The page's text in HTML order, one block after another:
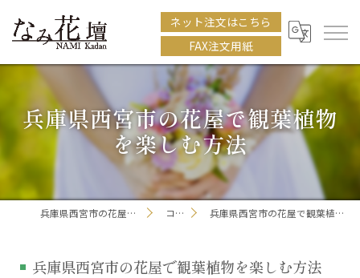
ネット注文はこちら
FAX注文用紙
兵庫県西宮市の花屋で観葉植物
を楽しむ方法
兵庫県西宮市の花屋ならなみ花壇 コラム 兵庫県西宮市の花屋で観葉植物を楽しむ方法
兵庫県西宮市の花屋で観葉植物を楽しむ方法